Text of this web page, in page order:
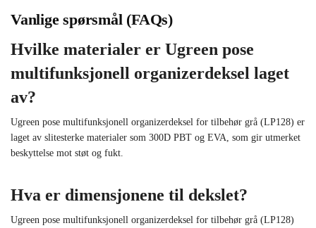
Vanlige spørsmål (FAQs)
Hvilke materialer er Ugreen pose
multifunksjonell organizerdeksel laget
av?
Ugreen pose multifunksjonell organizerdeksel for tilbehør grå (LP128) er
laget av slitesterke materialer som 300D PBT og EVA, som gir utmerket
beskyttelse mot støt og fukt.
Hva er dimensjonene til dekslet?
Ugreen pose multifunksjonell organizerdeksel for tilbehør grå (LP128)